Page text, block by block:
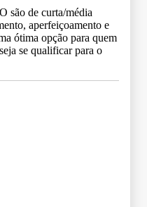
de curta/média
aperfeiçoamento e
ótima opção para quem
se qualificar para o